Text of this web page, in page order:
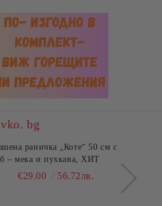
bg
раничка „Коте“ 50 см с
– мека и пухкава, ХИТ
€29.00 56.72лв.